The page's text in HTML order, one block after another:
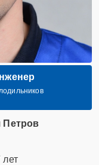
Петров